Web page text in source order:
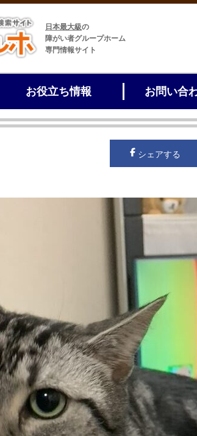
日本最大級の
障がい者グループホーム
専門情報サイト
お役立ち情報 お問い合
シェアする